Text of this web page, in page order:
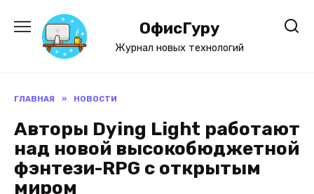
содержанию
ОфисГуру
Журнал новых технологий
ГЛАВНАЯ » НОВОСТИ
Авторы Dying Light работают
над новой высокобюджетной
фэнтези-RPG с открытым
миром